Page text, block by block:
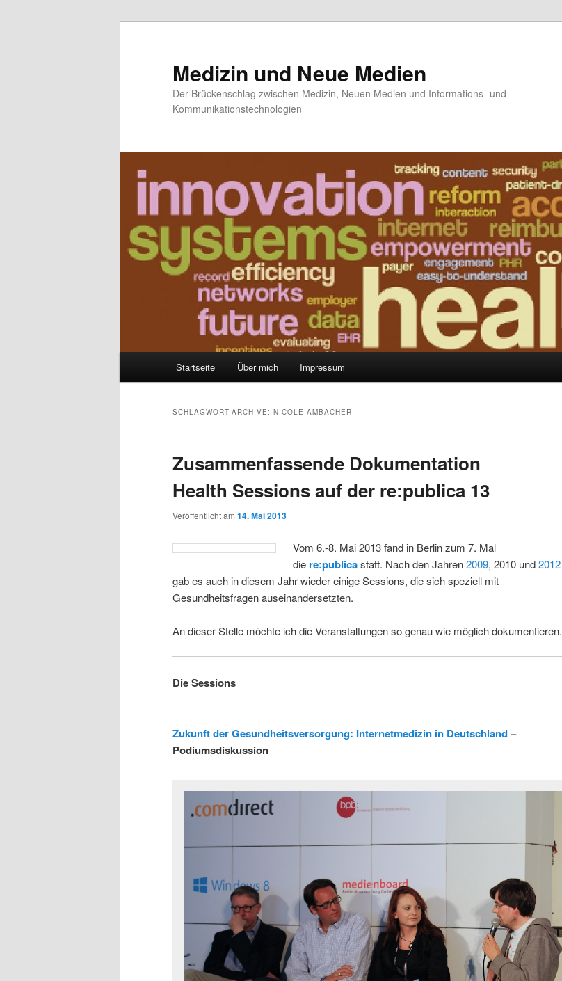
Medizin und Neue Medien
Der Brückenschlag zwischen Medizin, Neuen Medien und Informations- und
Kommunikationstechnologien
Zum
Zum
wechseln
Startseite Über mich Impressum
SCHLAGWORT-ARCHIVE: NICOLE AMBACHER
Zusammenfassende Dokumentation
Health Sessions auf der re:publica 13
Veröffentlicht am 14. Mai 2013
Vom 6.-8. Mai 2013 fand in Berlin zum 7. Mal
die re:publicastatt. Nach den Jahren2009, 2010 und2012
gab es auch in diesem Jahr wieder einige Sessions, die sich speziell mit
Gesundheitsfragen auseinandersetzten.
An dieser Stelle möchte ich die Veranstaltungen so genau wie möglich dokumentieren.
Die Sessions
Zukunft der Gesundheitsversorgung: Internetmedizin in Deutschland–
Podiumsdiskussion